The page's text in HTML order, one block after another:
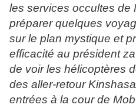
les services occultes de
préparer quelques
sur le plan mystique et
efficacité au président
de voir les hélicoptères
des aller-retour
entrées à la cour de